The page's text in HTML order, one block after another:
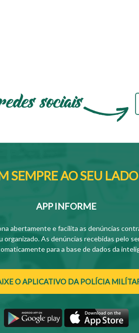
SEMPRE AO SEU
APP INFORME
abertamente e facilita as denúncias
organizado. As denúncias recebidas pelo
para a base de dados da
O APLICATIVO DA POLÍCIA